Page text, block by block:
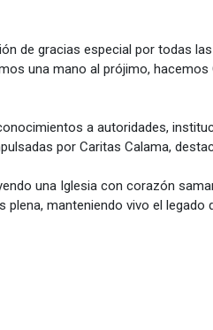
de gracias especial por todas
una mano al prójimo,
a autoridades,
por Caritas Calama,
una Iglesia con corazón
manteniendo vivo el